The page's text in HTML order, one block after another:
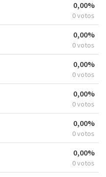
0,00%
0 votos
0,00%
0 votos
0,00%
0 votos
0,00%
0 votos
0,00%
0 votos
0,00%
0 votos